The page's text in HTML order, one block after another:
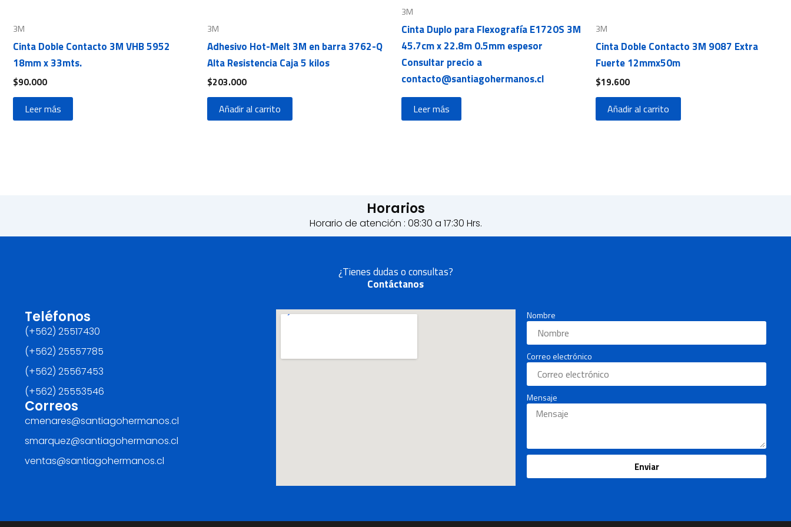
3M
Cinta Doble Contacto 3M VHB 5952
18mm x 33mts.
$90.000
Leer más
3M
Adhesivo Hot-Melt 3M en barra 3762-Q
Alta Resistencia Caja 5 kilos
$203.000
Añadir al carrito
3M
Cinta Duplo para Flexografía E1720S 3M
45.7cm x 22.8m 0.5mm espesor
Consultar precio a
contacto@santiagohermanos.cl
Leer más
3M
Cinta Doble Contacto 3M 9087 Extra
Fuerte 12mmx50m
$19.600
Añadir al carrito
Horarios
Horario de atención : 08:30 a 17:30 Hrs.
¿Tienes dudas o consultas?
Contáctanos
Teléfonos
(+562) 25517430‬
(+562) 25557785
(+562) 25567453‬
(+562) ‪25553546
Correos
cmenares@santiagohermanos.cl
smarquez@santiagohermanos.cl
ventas@santiagohermanos.cl
Nombre
Correo electrónico
Mensaje
Enviar